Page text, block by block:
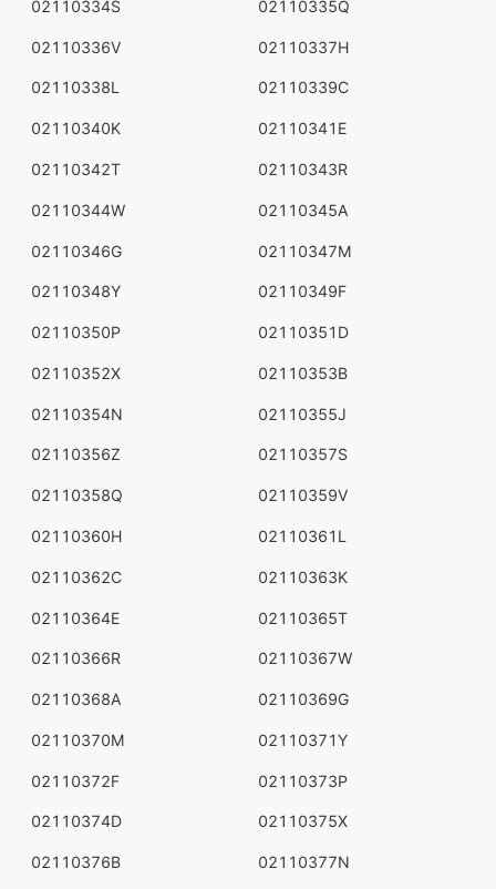
02110334S 02110335Q
02110336V 02110337H
02110338L 02110339C
02110340K 02110341E
02110342T 02110343R
02110344W 02110345A
02110346G 02110347M
02110348Y 02110349F
02110350P 02110351D
02110352X 02110353B
02110354N 02110355J
02110356Z 02110357S
02110358Q 02110359V
02110360H 02110361L
02110362C 02110363K
02110364E 02110365T
02110366R 02110367W
02110368A 02110369G
02110370M 02110371Y
02110372F 02110373P
02110374D 02110375X
02110376B 02110377N